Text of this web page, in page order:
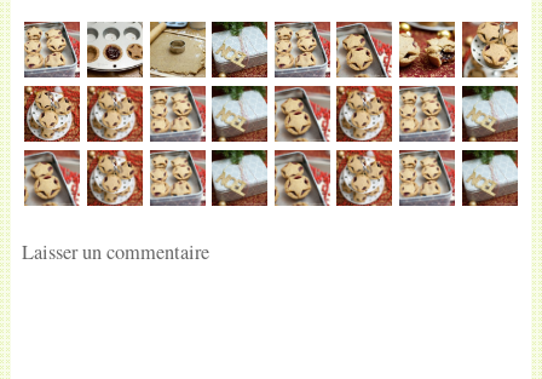
Laisser un commentaire